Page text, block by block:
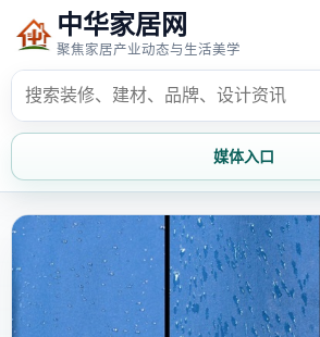
中华家居网
聚焦家居产业动态与生活美学
媒体入口
首页 家居资讯
家居风水 家居欣赏